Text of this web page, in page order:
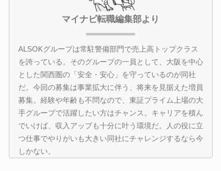
マイナビ転職編集部より
ALSOKグループは常駐警備部門で売上高トップクラス
を誇っている。そのグループの一員として、大阪を中心
とした関西圏の「安全・安心」を守っているのが同社
だ。今回の募集は事業拡大に伴う、将来を見据えた増員
募集。経験や年齢も不問なので、東証プライム上場の大
手グループで活躍したい方はチャンス。キャリアを積ん
でいけば、収入アップも十分に叶う環境だ。人の役に立
つ仕事でやりがいも大きい同社にチャレンジするなら今
しかない。